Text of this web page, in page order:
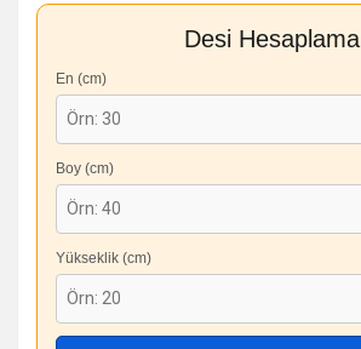
Desi Hesaplama
En (cm)
Boy (cm)
Yükseklik (cm)